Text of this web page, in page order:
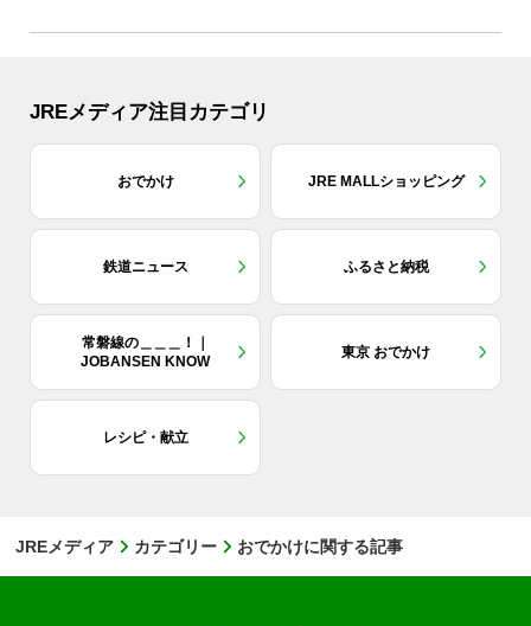
JREメディア注目カテゴリ
おでかけ JRE MALLショッピング
鉄道ニュース ふるさと納税
常磐線の＿＿＿！｜
JOBANSEN KNOW
東京 おでかけ
レシピ・献立
JREメディア カテゴリー おでかけに関する記事